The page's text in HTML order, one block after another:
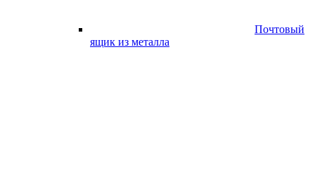
Почтовый
ящик из металла